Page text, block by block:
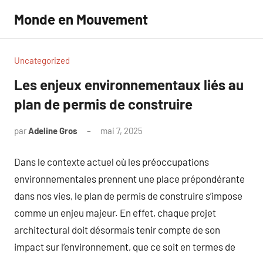
contenu
Monde en Mouvement
Uncategorized
Les enjeux environnementaux liés au
plan de permis de construire
parAdeline Gros mai 7, 2025
Dans le contexte actuel où les préoccupations
environnementales prennent une place prépondérante
dans nos vies, le plan de permis de construire s’impose
comme un enjeu majeur. En effet, chaque projet
architectural doit désormais tenir compte de son
impact sur l’environnement, que ce soit en termes de